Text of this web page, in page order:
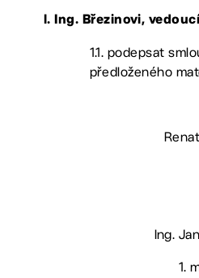
l. Ing. Březinovi,
1.1. podepsat
předloženého
Ing.
1.